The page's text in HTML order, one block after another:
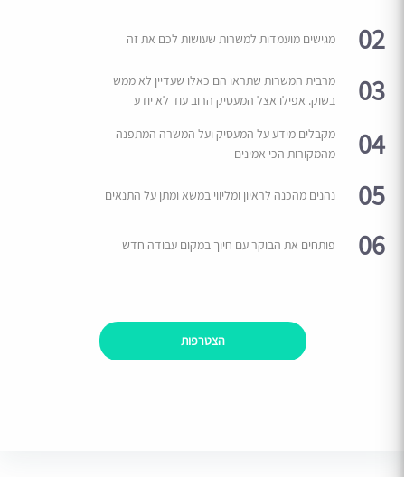
02 מגישים מועמדות למשרות שעושות לכם את זה
03
מרבית המשרות שתראו הם כאלו שעדיין לא ממש
בשוק. אפילו אצל המעסיק הרוב עוד לא יודע
04
מקבלים מידע על המעסיק ועל המשרה המתפנה
מהמקורות הכי אמינים
05 נהנים מהכנה לראיון ומליווי במשא ומתן על התנאים
06 פותחים את הבוקר עם חיוך במקום עבודה חדש
הצטרפות